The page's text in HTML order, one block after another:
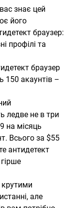
знає цей
його
браузер:
профілі та
браузер
150 акаунтів –
ледве не в три
на місяць
Всього за $55
антидетект
але